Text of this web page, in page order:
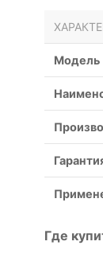
Модель
Где